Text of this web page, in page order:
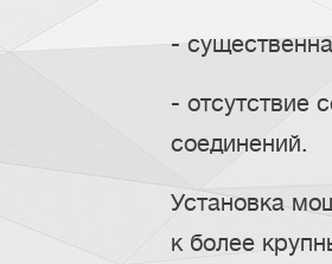
-
- отсутствие
соединений.
Установка
к более